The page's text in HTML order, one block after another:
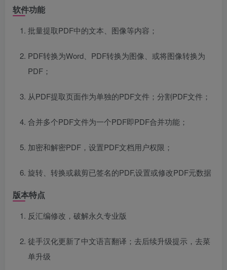
软件功能
批量提取PDF中的文本、图像等内容；
PDF转换为Word、PDF转换为图像、或将图像转换为
PDF；
从PDF提取页面作为单独的PDF文件；分割PDF文件；
合并多个PDF文件为一个PDF即PDF合并功能；
加密和解密PDF，设置PDF文档用户权限；
旋转、转换或裁剪已签名的PDF,设置或修改PDF元数据
版本特点
反汇编修改，破解永久专业版
徒手汉化更新了中文语言翻译；去后续升级提示，去菜
单升级